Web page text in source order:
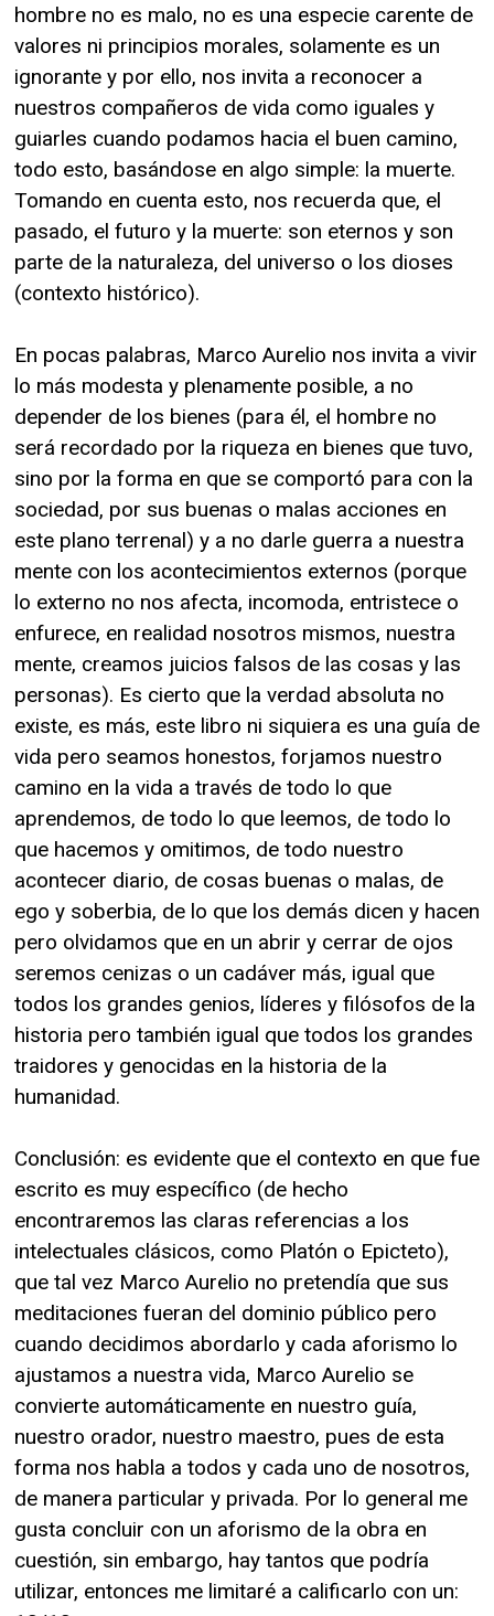
hombre no es malo, no es una especie carente de
valores ni principios morales, solamente es un
ignorante y por ello, nos invita a reconocer a
nuestros compañeros de vida como iguales y
guiarles cuando podamos hacia el buen camino,
todo esto, basándose en algo simple: la muerte.
Tomando en cuenta esto, nos recuerda que, el
pasado, el futuro y la muerte: son eternos y son
parte de la naturaleza, del universo o los dioses
(contexto histórico).
En pocas palabras, Marco Aurelio nos invita a vivir
lo más modesta y plenamente posible, a no
depender de los bienes (para él, el hombre no
será recordado por la riqueza en bienes que tuvo,
sino por la forma en que se comportó para con la
sociedad, por sus buenas o malas acciones en
este plano terrenal) y a no darle guerra a nuestra
mente con los acontecimientos externos (porque
lo externo no nos afecta, incomoda, entristece o
enfurece, en realidad nosotros mismos, nuestra
mente, creamos juicios falsos de las cosas y las
personas). Es cierto que la verdad absoluta no
existe, es más, este libro ni siquiera es una guía de
vida pero seamos honestos, forjamos nuestro
camino en la vida a través de todo lo que
aprendemos, de todo lo que leemos, de todo lo
que hacemos y omitimos, de todo nuestro
acontecer diario, de cosas buenas o malas, de
ego y soberbia, de lo que los demás dicen y hacen
pero olvidamos que en un abrir y cerrar de ojos
seremos cenizas o un cadáver más, igual que
todos los grandes genios, líderes y filósofos de la
historia pero también igual que todos los grandes
traidores y genocidas en la historia de la
humanidad.
Conclusión: es evidente que el contexto en que fue
escrito es muy específico (de hecho
encontraremos las claras referencias a los
intelectuales clásicos, como Platón o Epicteto),
que tal vez Marco Aurelio no pretendía que sus
meditaciones fueran del dominio público pero
cuando decidimos abordarlo y cada aforismo lo
ajustamos a nuestra vida, Marco Aurelio se
convierte automáticamente en nuestro guía,
nuestro orador, nuestro maestro, pues de esta
forma nos habla a todos y cada uno de nosotros,
de manera particular y privada. Por lo general me
gusta concluir con un aforismo de la obra en
cuestión, sin embargo, hay tantos que podría
utilizar, entonces me limitaré a calificarlo con un: